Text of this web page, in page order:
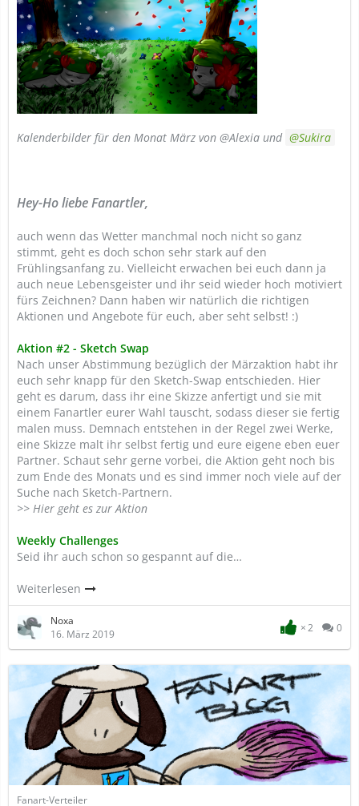
Kalenderbilder für den Monat März von @Alexia und Sukira
Hey-Ho liebe Fanartler,
auch wenn das Wetter manchmal noch nicht so ganz
stimmt, geht es doch schon sehr stark auf den
Frühlingsanfang zu. Vielleicht erwachen bei euch dann ja
auch neue Lebensgeister und ihr seid wieder hoch motiviert
fürs Zeichnen? Dann haben wir natürlich die richtigen
Aktionen und Angebote für euch, aber seht selbst! :)
Aktion #2 - Sketch Swap
Nach unser Abstimmung bezüglich der Märzaktion habt ihr
euch sehr knapp für den Sketch-Swap entschieden. Hier
geht es darum, dass ihr eine Skizze anfertigt und sie mit
einem Fanartler eurer Wahl tauscht, sodass dieser sie fertig
malen muss. Demnach entstehen in der Regel zwei Werke,
eine Skizze malt ihr selbst fertig und eure eigene eben euer
Partner. Schaut sehr gerne vorbei, die Aktion geht noch bis
zum Ende des Monats und es sind immer noch viele auf der
Suche nach Sketch-Partnern.
>> Hier geht es zur Aktion
Weekly Challenges
Seid ihr auch schon so gespannt auf die…
Weiterlesen
Noxa
16. März 2019
2 0
Fanart-Verteiler